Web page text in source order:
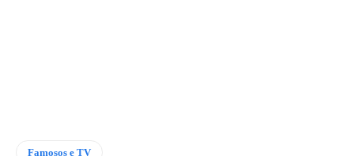
Famosos e TV